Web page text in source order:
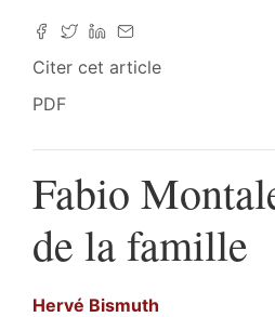
Citer cet article
PDF
Fabio
de la famille
Hervé Bismuth